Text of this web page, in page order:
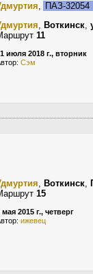
, ПАЗ-32054
, Воткинск,
11
июля 2018 г., вторник
Сэм
, Воткинск,
15
мая 2015 г., четверг
ижевец